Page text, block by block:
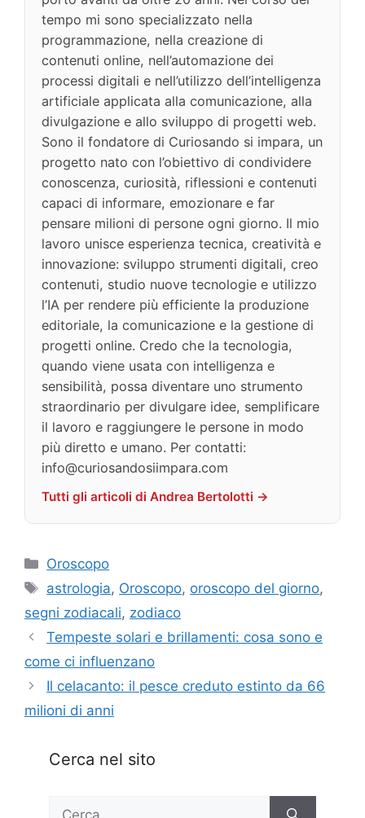
tempo mi sono specializzato nella
programmazione, nella creazione di
contenuti online, nell’automazione dei
processi digitali e nell’utilizzo dell’intelligenza
artificiale applicata alla comunicazione, alla
divulgazione e allo sviluppo di progetti web.
Sono il fondatore di Curiosando si impara, un
progetto nato con l’obiettivo di condividere
conoscenza, curiosità, riflessioni e contenuti
capaci di informare, emozionare e far
pensare milioni di persone ogni giorno. Il mio
lavoro unisce esperienza tecnica, creatività e
innovazione: sviluppo strumenti digitali, creo
contenuti, studio nuove tecnologie e utilizzo
l’IA per rendere più efficiente la produzione
editoriale, la comunicazione e la gestione di
progetti online. Credo che la tecnologia,
quando viene usata con intelligenza e
sensibilità, possa diventare uno strumento
straordinario per divulgare idee, semplificare
il lavoro e raggiungere le persone in modo
più diretto e umano. Per contatti:
info@curiosandosiimpara.com
Tutti gli articoli di Andrea Bertolotti →
Categorie
Oroscopo
Tag
astrologia, Oroscopo, oroscopo del giorno,
segni zodiacali, zodiaco
Tempeste solari e brillamenti: cosa sono e
come ci influenzano
Il celacanto: il pesce creduto estinto da 66
milioni di anni
Cerca nel sito
Ricerca